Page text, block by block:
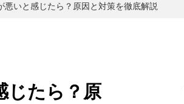
悪いと感じたら？原因と対策を徹底解説
じたら？原